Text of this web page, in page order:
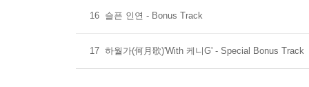
16 슬픈 인연 - Bonus Track
17 하월가(何月歌)'With 케니G' - Special Bonus Track